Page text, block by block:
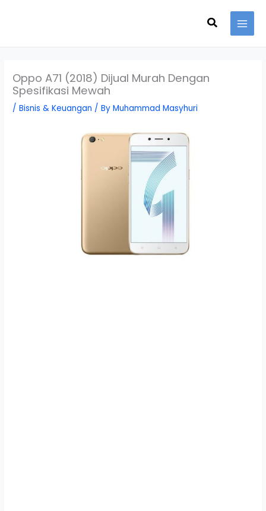
Search
Oppo A71 (2018) Dijual Murah Dengan
Spesifikasi Mewah
/Bisnis & Keuangan / ByMuhammad Masyhuri